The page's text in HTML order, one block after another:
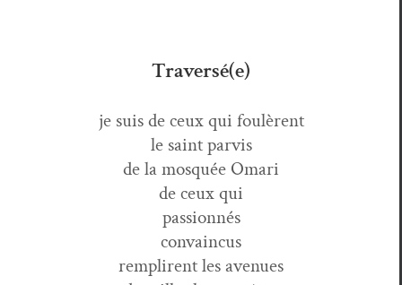
Traversé(e)
je suis de ceux qui foulèrent
le saint parvis
de la mosquée Omari
de ceux qui
passionnés
convaincus
rem­plirent les avenues